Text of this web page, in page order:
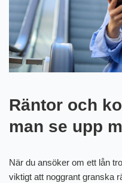
Räntor och
man se upp
När du ansöker om ett lån
viktigt att noggrant granska